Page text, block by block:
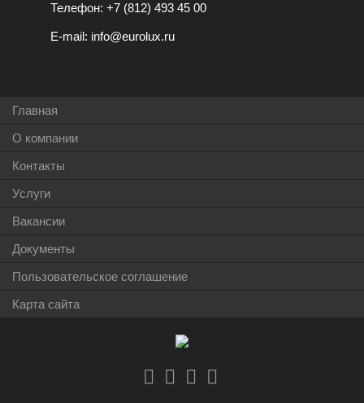
Телефон: +7 (812) 493 45 00
E-mail: info@eurolux.ru
Главная
О компании
Контакты
Услуги
Вакансии
Документы
Пользовательское соглашение
Карта сайта